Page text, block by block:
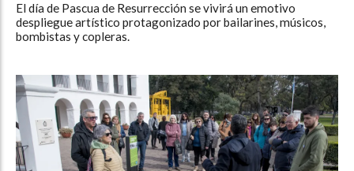
El día de Pascua de Resurrección se vivirá un emotivo
despliegue artístico protagonizado por bailarines, músicos,
bombistas y copleras.